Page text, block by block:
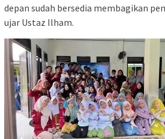
depan sudah bersedia membagikan
ujar Ustaz Ilham.